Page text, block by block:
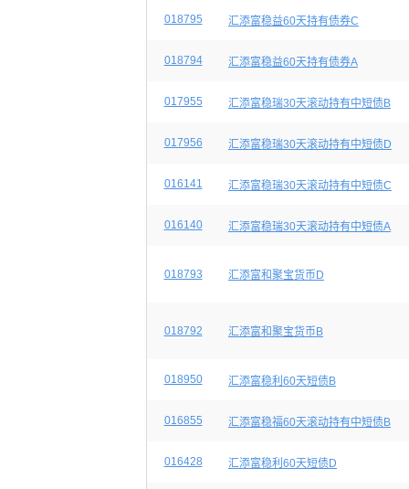
018795 汇添富稳益60天持有债券C
018794 汇添富稳益60天持有债券A
017955 汇添富稳瑞30天滚动持有中短债B
017956 汇添富稳瑞30天滚动持有中短债D
016141 汇添富稳瑞30天滚动持有中短债C
016140 汇添富稳瑞30天滚动持有中短债A
018793 汇添富和聚宝货币D
018792 汇添富和聚宝货币B
018950 汇添富稳利60天短债B
016855 汇添富稳福60天滚动持有中短债B
016428 汇添富稳利60天短债D